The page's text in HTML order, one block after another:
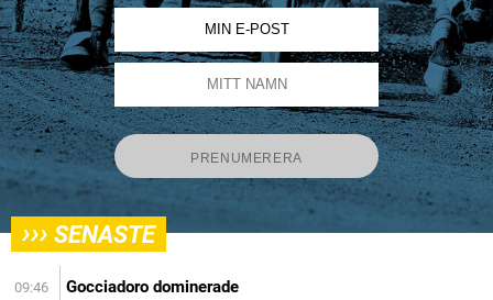
››› SENASTE
09:46 Gocciadoro dominerade